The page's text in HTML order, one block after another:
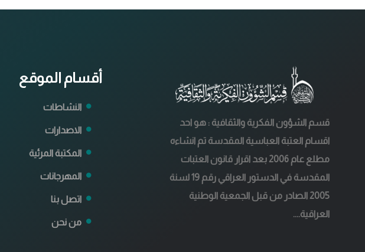
قسم الشؤون الفكرية والثقافية : هو احد
اقسام العتبة العباسية المقدسة تم انشاءه
مطلع عام 2006 بعد اقرار قانون العتبات
المقدسة في الدستور العراقي رقم 19 لسنة
2005 الصادر من قبل الجمعية الوطنية
العراقية....
أقسام الموقع
النشاطات
الاصدارات
المكتبة المرئية
المهرجانات
اتصل بنا
من نحن